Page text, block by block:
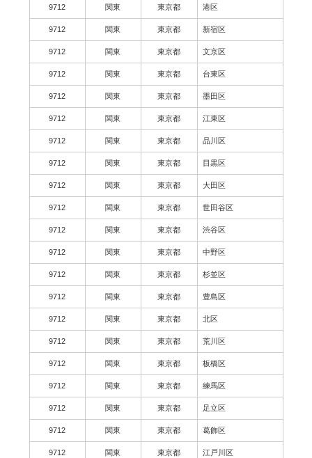
9712 関東 東京都 港区
9712 関東 東京都 新宿区
9712 関東 東京都 文京区
9712 関東 東京都 台東区
9712 関東 東京都 墨田区
9712 関東 東京都 江東区
9712 関東 東京都 品川区
9712 関東 東京都 目黒区
9712 関東 東京都 大田区
9712 関東 東京都 世田谷区
9712 関東 東京都 渋谷区
9712 関東 東京都 中野区
9712 関東 東京都 杉並区
9712 関東 東京都 豊島区
9712 関東 東京都 北区
9712 関東 東京都 荒川区
9712 関東 東京都 板橋区
9712 関東 東京都 練馬区
9712 関東 東京都 足立区
9712 関東 東京都 葛飾区
9712 関東 東京都 江戸川区